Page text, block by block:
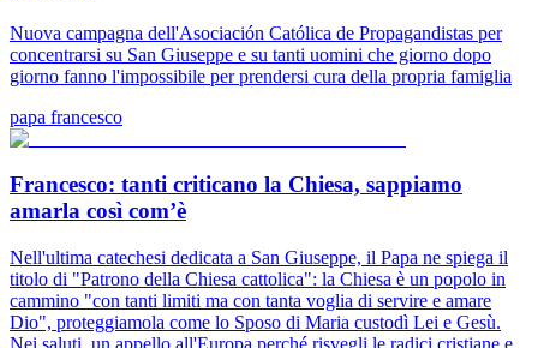
Nuova campagna dell'Asociación Católica de Propagandistas per
concentrarsi su San Giuseppe e su tanti uomini che giorno dopo
giorno fanno l'impossibile per prendersi cura della propria famiglia
papa francesco
Francesco: tanti criticano la Chiesa, sappiamo
amarla così com’è
Nell'ultima catechesi dedicata a San Giuseppe, il Papa ne spiega il
titolo di "Patrono della Chiesa cattolica": la Chiesa è un popolo in
cammino "con tanti limiti ma con tanta voglia di servire e amare
Dio", proteggiamola come lo Sposo di Maria custodì Lei e Gesù.
Nei saluti, un appello all'Europa perché risvegli le radici cristiane e